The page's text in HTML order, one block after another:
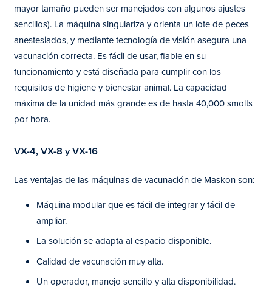
mayor tamaño pueden ser manejados con algunos ajustes
sencillos). La máquina singulariza y orienta un lote de peces
anestesiados, y mediante tecnología de visión asegura una
vacunación correcta. Es fácil de usar, fiable en su
funcionamiento y está diseñada para cumplir con los
requisitos de higiene y bienestar animal. La capacidad
máxima de la unidad más grande es de hasta 40,000 smolts
por hora.
VX-4, VX-8 y VX-16
Las ventajas de las máquinas de vacunación de Maskon son:
Máquina modular que es fácil de integrar y fácil de
ampliar.
La solución se adapta al espacio disponible.
Calidad de vacunación muy alta.
Un operador, manejo sencillo y alta disponibilidad.